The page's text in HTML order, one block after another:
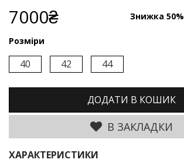
7000₴ Знижка 50%
Розміри
40 42 44
ДОДАТИ В КОШИК
В ЗАКЛАДКИ
ХАРАКТЕРИСТИКИ